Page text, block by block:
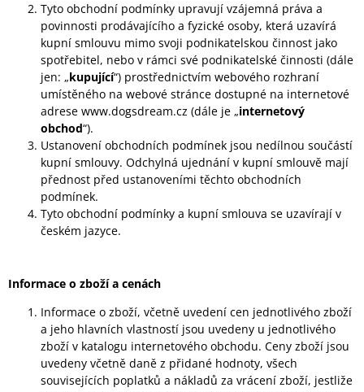
Tyto obchodní podmínky upravují vzájemná práva a
povinnosti prodávajícího a fyzické osoby, která uzavírá
kupní smlouvu mimo svoji podnikatelskou činnost jako
spotřebitel, nebo v rámci své podnikatelské činnosti (dále
jen: „kupující“) prostřednictvím webového rozhraní
umístěného na webové stránce dostupné na internetové
adrese www.dogsdream.cz (dále je „internetový
obchod“).
Ustanovení obchodních podmínek jsou nedílnou součástí
kupní smlouvy. Odchylná ujednání v kupní smlouvě mají
přednost před ustanoveními těchto obchodních
podmínek.
Tyto obchodní podmínky a kupní smlouva se uzavírají v
českém jazyce.
Informace o zboží a cenách
Informace o zboží, včetně uvedení cen jednotlivého zboží
a jeho hlavních vlastností jsou uvedeny u jednotlivého
zboží v katalogu internetového obchodu. Ceny zboží jsou
uvedeny včetně daně z přidané hodnoty, všech
souvisejících poplatků a nákladů za vrácení zboží, jestliže
CANIBIT
PŠTROSÍ
PIŠKOTY
600G